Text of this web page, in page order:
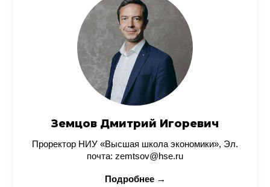
Земцов Дмитрий Игоревич
Проректор НИУ «Высшая школа экономики», Эл.
почта: zemtsov@hse.ru
Подробнее →